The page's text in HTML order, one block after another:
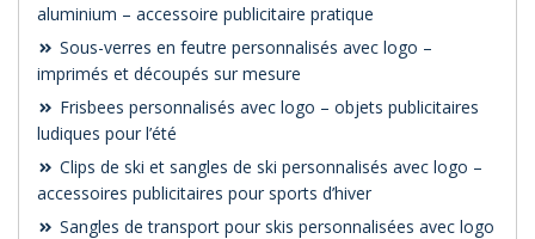
aluminium – accessoire publicitaire pratique
Sous-verres en feutre personnalisés avec logo –
imprimés et découpés sur mesure
Frisbees personnalisés avec logo – objets publicitaires
ludiques pour l’été
Clips de ski et sangles de ski personnalisés avec logo –
accessoires publicitaires pour sports d’hiver
Sangles de transport pour skis personnalisées avec logo